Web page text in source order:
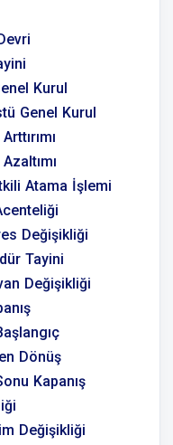
Kurul
Genel Kurul
Atama İşlemi
Değişikliği
Tayini
Değişikliği
Dönüş
Kapanış
Değişikliği